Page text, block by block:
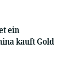
ein
kauft Gold